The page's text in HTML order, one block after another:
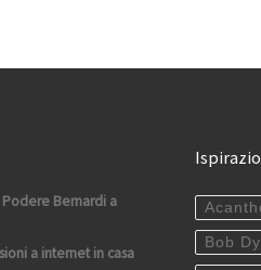
Bernardi a
a internet in casa
Bob